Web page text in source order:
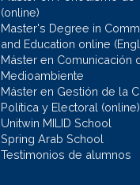
(online)
Master's Degree in
and Education online
Máster en Comunicación
Medioambiente
Máster en Gestión de la
Política y Electoral (online)
Unitwin MILID School
Spring Arab School
Testimonios de alumnos